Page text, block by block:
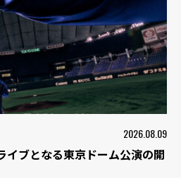
2026.08.09
イブとなる東京ドーム公演の開